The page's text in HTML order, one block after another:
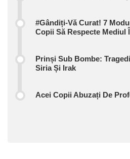
#Gândiți-Vă Curat! 7
Copii Să Respecte Mediul
Prinși Sub Bombe:
Siria Și Irak
Acei Copii Abuzați De